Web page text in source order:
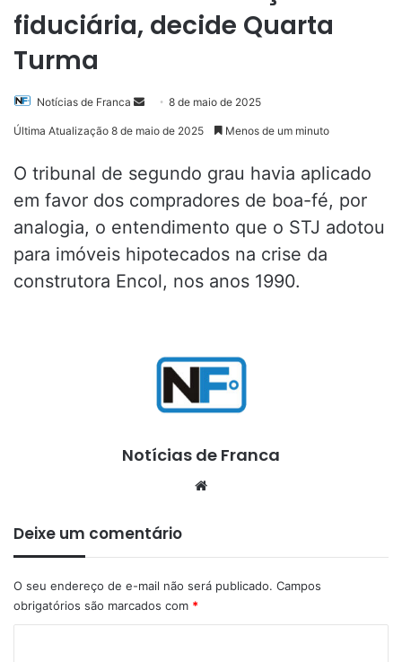
fiduciária, decide Quarta
Turma
Notícias de Franca
Mande8 de maio de 2025
Última Atualização 8 de maio de 2025 Menos de um minuto
O tribunal de segundo grau havia aplicado
em favor dos compradores de boa-fé, por
analogia, o entendimento que o STJ adotou
para imóveis hipotecados na crise da
construtora Encol, nos anos 1990.
Notícias de Franca
Deixe um comentário
O seu endereço de e-mail não será publicado. Campos
obrigatórios são marcados com *